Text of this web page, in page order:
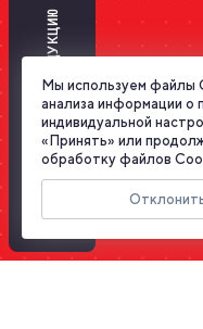
ПОДОБРАТЬ ПРОДУКЦИЮ
Мы используем файлы
анализа информации о
индивидуальной
«Принять» или
обработку файлов